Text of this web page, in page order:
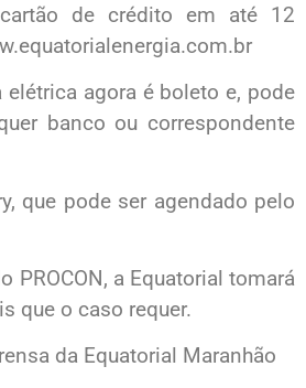
de crédito em até 12
elétrica agora é boleto e, pode
banco ou correspondente
que pode ser agendado pelo
PROCON, a Equatorial tomará
que o caso requer.
da Equatorial Maranhão